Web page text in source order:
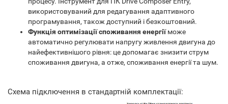
використовуваний для редагування адаптивного
програмування, також доступний і безкоштовний.
Функція оптимізації споживання енергіїможе
автоматично регулювати напругу живлення двигуна до
найефективнішого рівня: це допомагає знизити струм
споживання двигуна, а отже, споживання енергії та шум.
Схема підключення в стандартній комплектації: